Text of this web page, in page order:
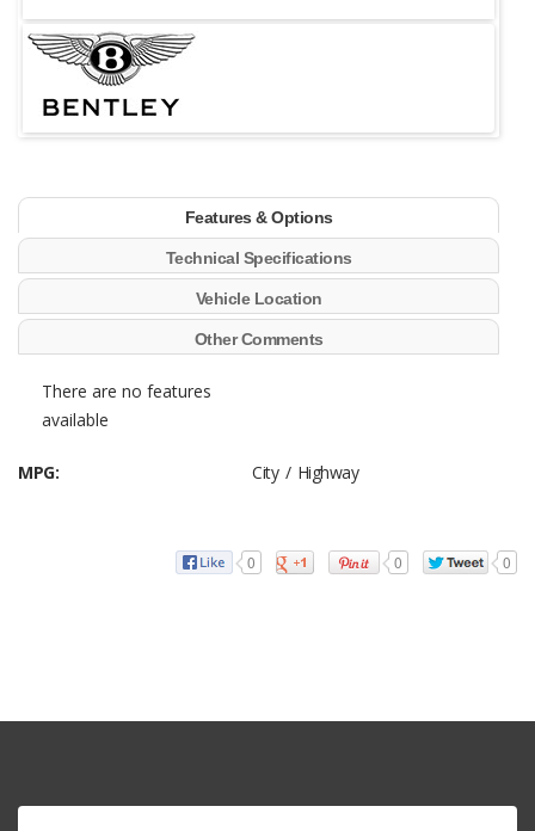
Features & Options
Technical Specifications
Vehicle Location
Other Comments
There are no features
available
MPG: City / Highway
0 0 0
Найти: